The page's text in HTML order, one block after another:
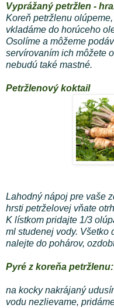
Vyprážaný petržlen -
Koreň petržlenu
vkladáme do horúceho
Osolíme a môžeme
servírovaním ich môžete
nebudú také mastné.
Petržlenový koktail
Lahodný nápoj pre vaše
hrsti petrželovej vňate
K lístkom pridajte 1/3
ml studenej vody. Všetko
nalejte do pohárov,
Pyré z koreňa petržlenu:
na kocky nakrájaný
vodu nezlievame,